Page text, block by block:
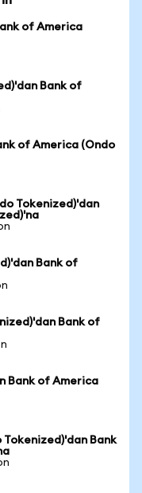
of America
Bank of
of America (Ondo
Tokenized)'dan
Bank of
Bank of
Bank of America
Bank